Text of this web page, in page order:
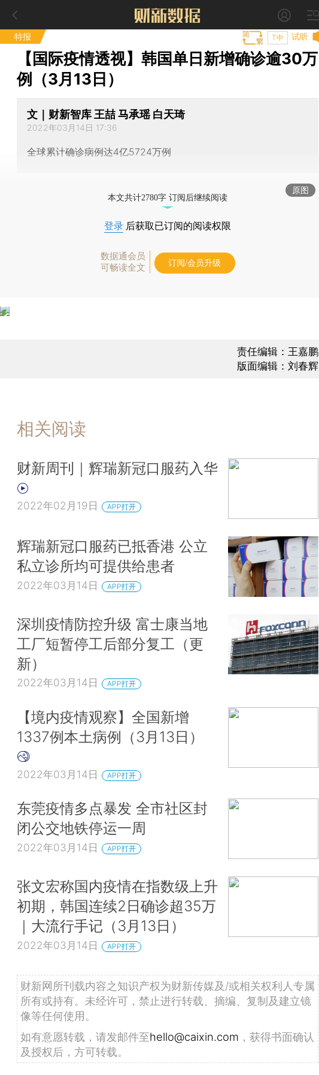
特报 试听
T中
【国际疫情透视】韩国单日新增确诊逾30万
例（3月13日）
文｜财新智库 王喆 马承瑶 白天琦
2022年03月14日 17:36
全球累计确诊病例达4亿5724万例
原图
本文共计2780字 订阅后继续阅读
登录 后获取已订阅的阅读权限
数据通会员
可畅读全文
订阅/会员升级
责任编辑：王嘉鹏
版面编辑：刘春辉
相关阅读
财新周刊｜辉瑞新冠口服药入华
2022年02月19日 APP打开
辉瑞新冠口服药已抵香港 公立
私立诊所均可提供给患者
2022年03月14日 APP打开
深圳疫情防控升级 富士康当地
工厂短暂停工后部分复工（更
新）
2022年03月14日 APP打开
【境内疫情观察】全国新增
1337例本土病例（3月13日）
2022年03月14日 APP打开
东莞疫情多点暴发 全市社区封
闭公交地铁停运一周
2022年03月14日 APP打开
张文宏称国内疫情在指数级上升
初期，韩国连续2日确诊超35万
｜大流行手记（3月13日）
2022年03月14日 APP打开
财新网所刊载内容之知识产权为财新传媒及/或相关权利人专属
所有或持有。未经许可，禁止进行转载、摘编、复制及建立镜
像等任何使用。
如有意愿转载，请发邮件至hello@caixin.com ，获得书面确认
及授权后，方可转载。